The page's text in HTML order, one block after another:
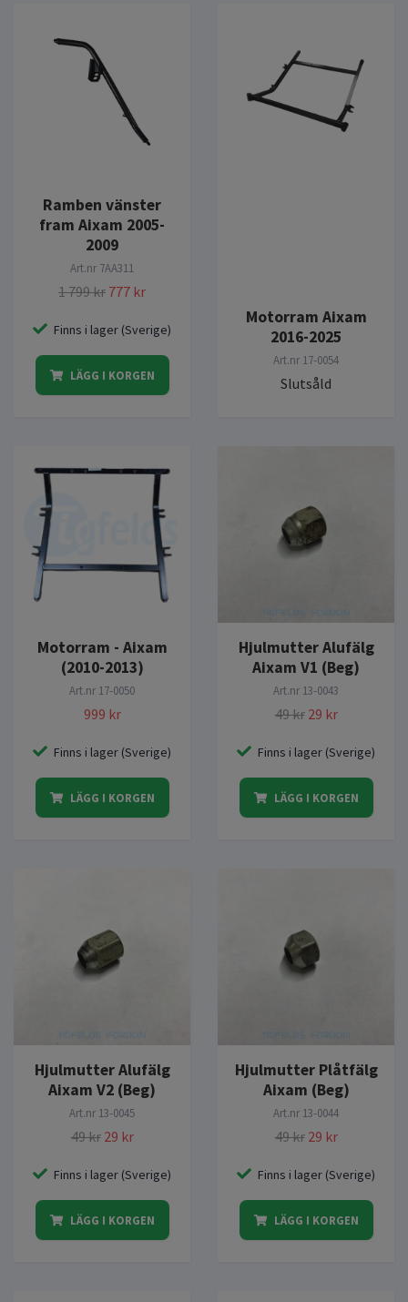
Ramben vänster
fram Aixam 2005-
2009
Art.nr 7AA311
1 799 kr 777 kr
Finns i lager (Sverige)
LÄGG I KORGEN
Motorram Aixam
2016-2025
Art.nr 17-0054
Slutsåld
Motorram - Aixam
(2010-2013)
Art.nr 17-0050
999 kr
Finns i lager (Sverige)
LÄGG I KORGEN
Hjulmutter Alufälg
Aixam V1 (Beg)
Art.nr 13-0043
49 kr 29 kr
Finns i lager (Sverige)
LÄGG I KORGEN
Hjulmutter Alufälg
Aixam V2 (Beg)
Art.nr 13-0045
49 kr 29 kr
Finns i lager (Sverige)
LÄGG I KORGEN
Hjulmutter Plåtfälg
Aixam (Beg)
Art.nr 13-0044
49 kr 29 kr
Finns i lager (Sverige)
LÄGG I KORGEN